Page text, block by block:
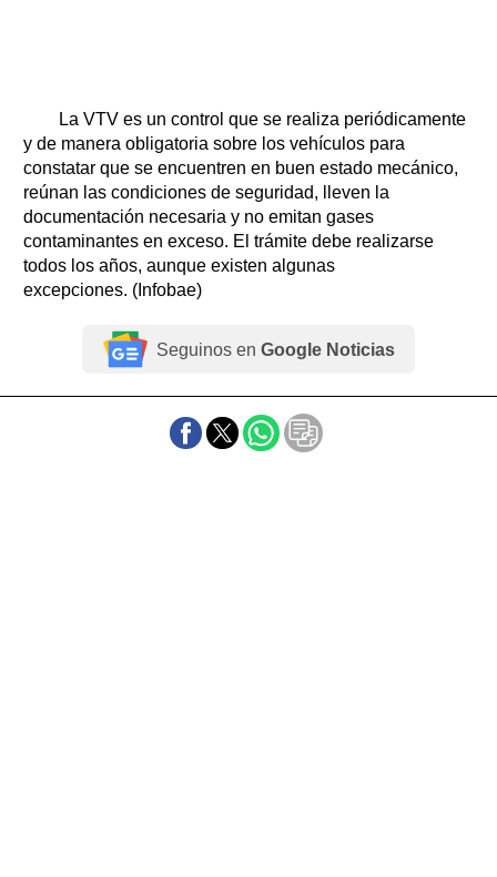
La VTV es un control que se realiza periódicamente
y de manera obligatoria sobre los vehículos para
constatar que se encuentren en buen estado mecánico,
reúnan las condiciones de seguridad, lleven la
documentación necesaria y no emitan gases
contaminantes en exceso. El trámite debe realizarse
todos los años, aunque existen algunas
excepciones. (Infobae)
Seguinos en Google Noticias